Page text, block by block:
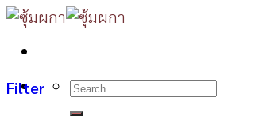
Skip
content
Search
Filter